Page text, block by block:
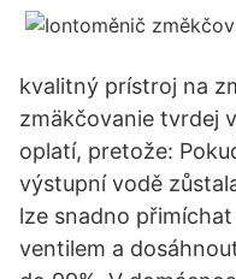
kvalitný prístroj na
zmäkčovanie tvrdej
oplatí, pretože:
výstupní vodě
lze snadno
ventilem a